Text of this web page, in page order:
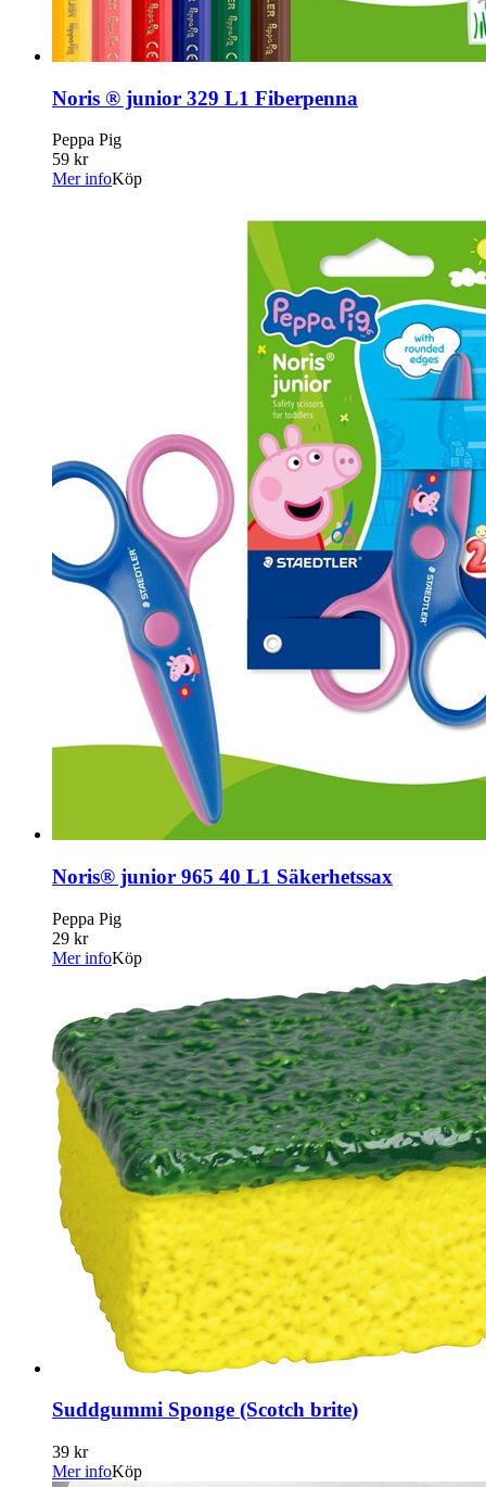
Noris ® junior 329 L1 Fiberpenna
Peppa Pig
59 kr
Mer infoKöp
Noris® junior 965 40 L1 Säkerhetssax
Peppa Pig
29 kr
Mer infoKöp
Suddgummi Sponge (Scotch brite)
39 kr
Mer infoKöp